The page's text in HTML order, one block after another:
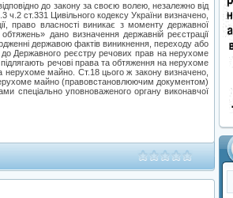
до закону за своєю волею, незалежно від
ч.2 ст.331 Цивільного кодексу України визначено,
право власності виникає з моменту державної
дано визначення державній реєстрації
державою фактів виникнення, переходу або
Державного реєстру речових прав на нерухоме
речові права та обтяження на нерухоме
майно. Ст.18 цього ж закону визначено,
майно (правовстановлюючим документом)
спеціально уповноваженого органу виконавчої